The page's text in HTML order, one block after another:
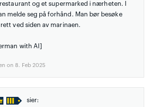
og et supermarked i nærheten. I
melde seg på forhånd. Man bør besøke
ved siden av marinaen.
with AI]
on 8. Feb 2025
sier: